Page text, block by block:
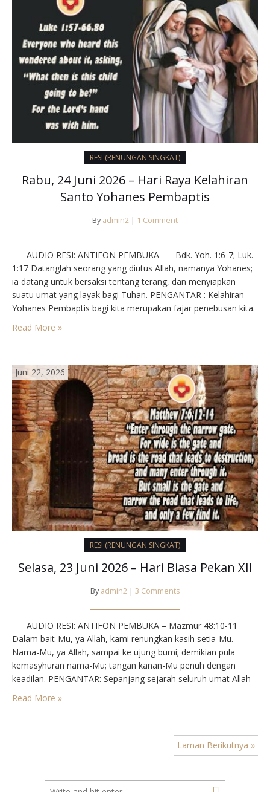
RESI (RENUNGAN SINGKAT)
Rabu, 24 Juni 2026 – Hari Raya Kelahiran
Santo Yohanes Pembaptis
By admin2 | 1 Comment
AUDIO RESI: ANTIFON PEMBUKA — Bdk. Yoh. 1:6-7; Luk.
1:17 Datanglah seorang yang diutus Allah, namanya Yohanes;
ia datang untuk bersaksi tentang terang, dan menyiapkan
suatu umat yang layak bagi Tuhan. PENGANTAR : Kelahiran
Yohanes Pembaptis bagi kita merupakan fajar penebusan kita.
aneh, dan kelahirannya pun istimewa. Para tetangganya
Read More »
Juni 22, 2026
RESI (RENUNGAN SINGKAT)
Selasa, 23 Juni 2026 – Hari Biasa Pekan XII
By admin2 | 3 Comments
AUDIO RESI: ANTIFON PEMBUKA – Mazmur 48:10-11
Dalam bait-Mu, ya Allah, kami renungkan kasih setia-Mu.
Nama-Mu, ya Allah, sampai ke ujung bumi; demikian pula
kemasyhuran nama-Mu; tangan kanan-Mu penuh dengan
keadilan. PENGANTAR: Sepanjang sejarah seluruh umat Allah
dibimbing iman akan Allah Yang Mahakuasa. Ikut serta kita
dalam sejarah ialah me lakukan untuk semua orang segala
Read More »
Laman Berikutnya »